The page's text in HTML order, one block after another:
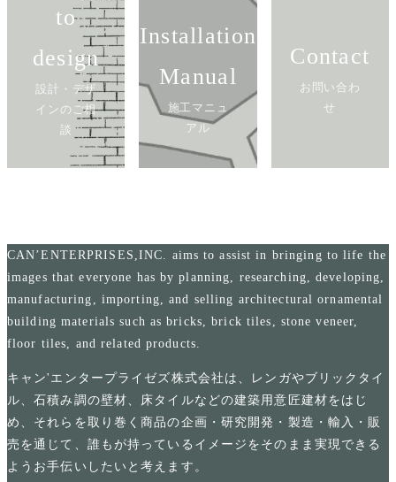
to
design
設計・デザ
インのご相
談
Installation
Manual
施工マニュ
アル
Contact
お問い合わ
せ
CAN’ENTERPRISES,INC. aims to assist in bringing to life the
images that everyone has by planning, researching, developing,
manufacturing, importing, and selling architectural ornamental
building materials such as bricks, brick tiles, stone veneer,
floor tiles, and related products.
キャン'エンタープライゼズ株式会社は、レンガやブリックタイ
ル、石積み調の壁材、床タイルなどの建築用意匠建材をはじ
め、それらを取り巻く商品の企画・研究開発・製造・輸入・販
売を通じて、誰もが持っているイメージをそのまま実現できる
ようお手伝いしたいと考えます。